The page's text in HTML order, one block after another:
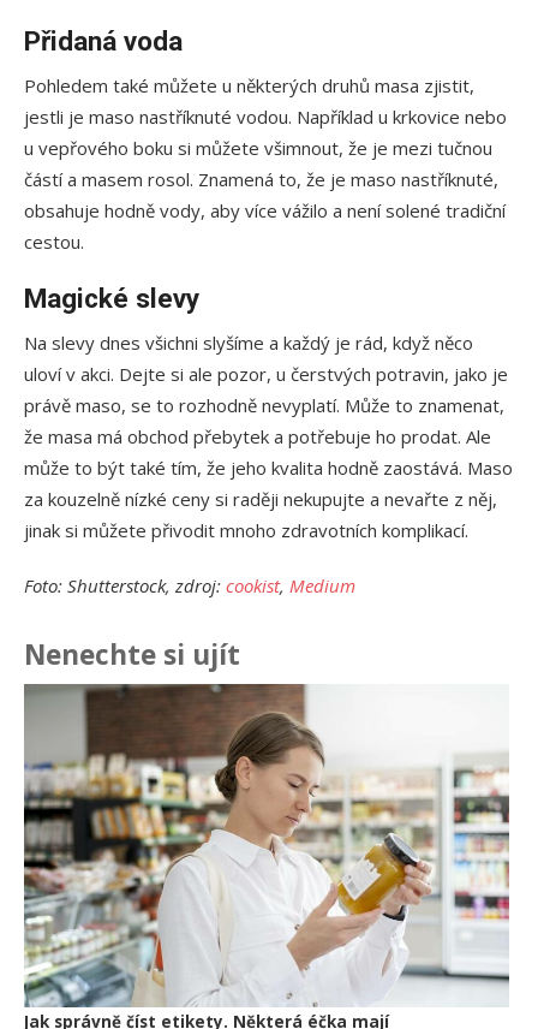
Přidaná voda
Pohledem také můžete u některých druhů masa zjistit,
jestli je maso nastříknuté vodou. Například u krkovice nebo
u vepřového boku si můžete všimnout, že je mezi tučnou
částí a masem rosol. Znamená to, že je maso nastříknuté,
obsahuje hodně vody, aby více vážilo a není solené tradiční
cestou.
Magické slevy
Na slevy dnes všichni slyšíme a každý je rád, když něco
uloví v akci. Dejte si ale pozor, u čerstvých potravin, jako je
právě maso, se to rozhodně nevyplatí. Může to znamenat,
že masa má obchod přebytek a potřebuje ho prodat. Ale
může to být také tím, že jeho kvalita hodně zaostává. Maso
za kouzelně nízké ceny si raději nekupujte a nevařte z něj,
jinak si můžete přivodit mnoho zdravotních komplikací.
Foto: Shutterstock, zdroj: cookist, Medium
Nenechte si ujít
Jak správně číst etikety. Některá éčka mají